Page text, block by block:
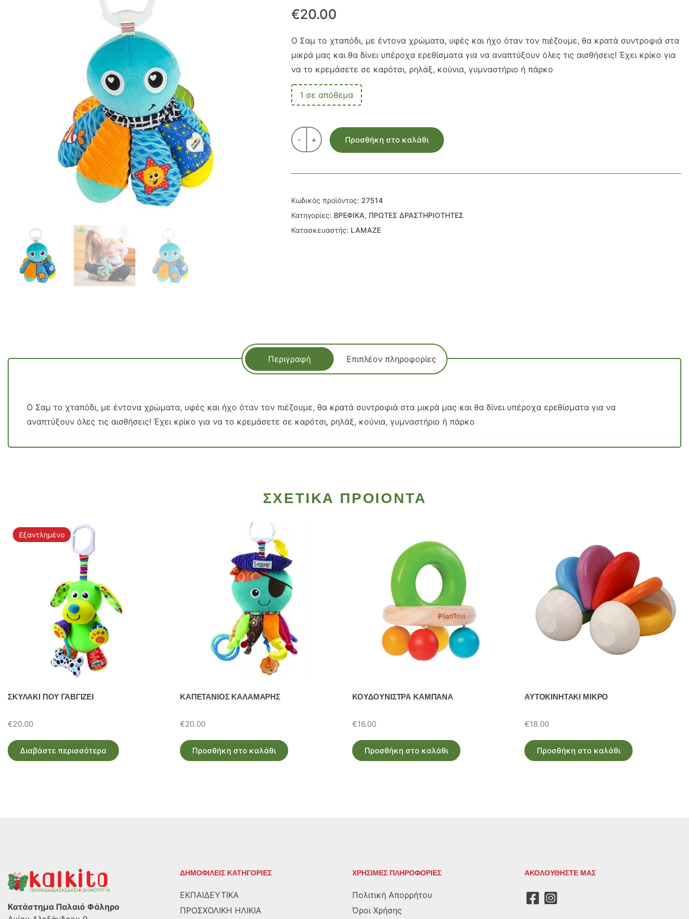
€20.00
Ο Σαμ το χταπόδι, με έντονα χρώματα, υφές και ήχο όταν τον πιέζουμε, θα κρατά συντροφιά στα
μικρά μας και θα δίνει υπέροχα ερεθίσματα για να αναπτύξουν όλες τις αισθήσεις! Έχει κρίκο για
να το κρεμάσετε σε καρότσι, ρηλάξ, κούνια, γυμναστήριο ή πάρκο
1 σε απόθεμα
- + Προσθήκη στο καλάθι
Κωδικός προϊόντος: 27514
Κατηγορίες: ΒΡΕΦΙΚΑ, ΠΡΩΤΕΣ ΔΡΑΣΤΗΡΙΟΤΗΤΕΣ
Κατασκευαστής: LAMAZE
Περιγραφή Επιπλέον πληροφορίες
Ο Σαμ το χταπόδι, με έντονα χρώματα, υφές και ήχο όταν τον πιέζουμε, θα κρατά συντροφιά στα μικρά μας και θα δίνει υπέροχα ερεθίσματα για να
αναπτύξουν όλες τις αισθήσεις! Έχει κρίκο για να το κρεμάσετε σε καρότσι, ρηλάξ, κούνια, γυμναστήριο ή πάρκο
ΣΧΕΤΙΚΑ ΠΡΟΙΟΝΤΑ
Εξαντλημένο
ΣΚΥΛΑΚΙ ΠΟΥ ΓΑΒΓΙΖΕΙ
€20.00
Διαβάστε περισσότερα
ΚΑΠΕΤΑΝΙΟΣ ΚΑΛΑΜΑΡΗΣ
€20.00
Προσθήκη στο καλάθι
ΚΟΥΔΟΥΝΙΣΤΡΑ ΚΑΜΠΑΝΑ
€16.00
Προσθήκη στο καλάθι
ΑΥΤΟΚΙΝΗΤΑΚΙ ΜΙΚΡΟ
€18.00
Προσθήκη στο καλάθι
Κατάστημα Παλαιό Φάληρο
ΔΗΜΟΦΙΛΕΙΣ ΚΑΤΗΓΟΡΙΕΣ
ΕΚΠΑΙΔΕΥΤΙΚΑ
ΠΡΟΣΧΟΛΙΚΗ ΗΛΙΚΙΑ
ΧΡΗΣΙΜΕΣ ΠΛΗΡΟΦΟΡΙΕΣ
Πολιτική Απορρήτου
Όροι Χρήσης
ΑΚΟΛΟΥΘΗΣΤΕ ΜΑΣ